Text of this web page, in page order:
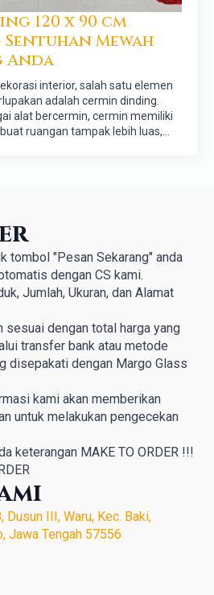
120 x 90 cm
Sentuhan Mewah
Anda
interior, salah satu elemen
adalah cermin dinding.
alat bercermin, cermin memiliki
ruangan tampak lebih luas,…
tombol "Pesan Sekarang" anda
dengan CS kami.
Jumlah, Ukuran, dan Alamat
sesuai dengan total harga yang
transfer bank atau metode
disepakati dengan Margo Glass
kami akan memberikan
untuk melakukan pengecekan
keterangan MAKE TO ORDER !!!
III, Waru, Kec. Baki,
Jawa Tengah 57556